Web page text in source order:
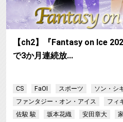
【ch2】『Fantasy on Ice
で3か月連続放…
CS FaOI スポーツ ソン・シ
ファンタジー・オン・アイス
フィ
佐駿 駿
坂本花織 安田章大